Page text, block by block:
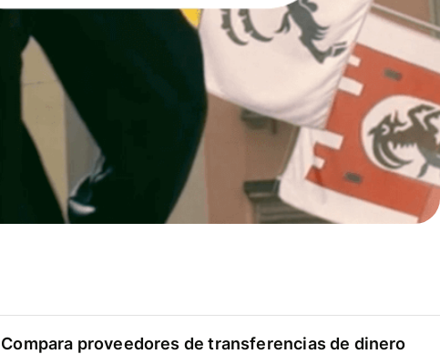
Compara proveedores de transferencias de dinero